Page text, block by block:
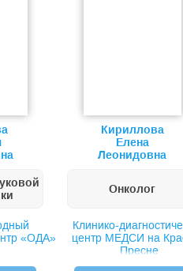
«ОДА»
Кириллова
Елена
Леонидовна
Онколог
Клинико-
центр МЕДСИ на
Пресне